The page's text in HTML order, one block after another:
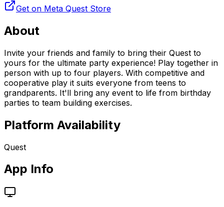
Get on Meta Quest Store
About
Invite your friends and family to bring their Quest to
yours for the ultimate party experience! Play together in
person with up to four players. With competitive and
cooperative play it suits everyone from teens to
grandparents. It'll bring any event to life from birthday
parties to team building exercises.
Platform Availability
Quest
App Info